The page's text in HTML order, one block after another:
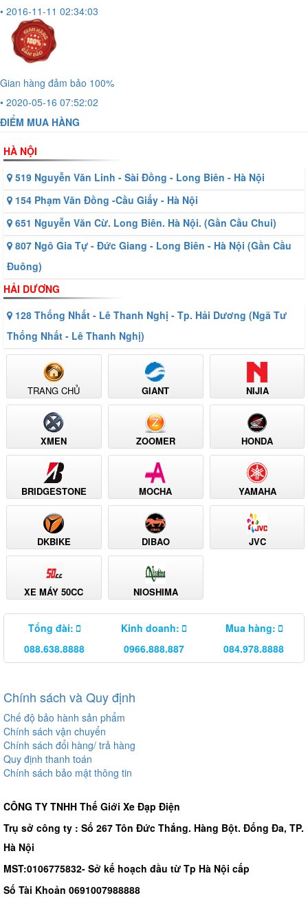
• 2016-11-11 02:34:03
Gian hàng đảm bảo 100%
• 2020-05-16 07:52:02
ĐIỂM MUA HÀNG
HÀ NỘI
519 Nguyễn Văn Linh - Sài Đồng - Long Biên - Hà Nội
154 Phạm Văn Đồng -Cầu Giấy - Hà Nội
651 Nguyễn Văn Cừ. Long Biên. Hà Nội. (Gần Cầu Chui)
807 Ngô Gia Tự - Đức Giang - Long Biên - Hà Nội (Gần Cầu
Đuông)
HẢI DƯƠNG
128 Thống Nhất - Lê Thanh Nghị - Tp. Hải Dương (Ngã Tư
Thống Nhất - Lê Thanh Nghị)
TRANG CHỦ GIANT NIJIA
XMEN ZOOMER HONDA
BRIDGESTONE MOCHA YAMAHA
DKBIKE DIBAO JVC
XE MÁY 50CC NIOSHIMA
Tổng đài:
088.638.8888
Kinh doanh:
0966.888.887
Mua hàng:
084.978.8888
Chính sách và Quy định
Chế độ bảo hành sản phẩm
Chính sách vận chuyển
Chính sách đổi hàng/ trả hàng
Quy định thanh toán
Chính sách bảo mật thông tin
CÔNG TY TNHH Thế Giới Xe Đạp Điện
Trụ sở công ty : Số 267 Tôn Đức Thắng. Hàng Bột. Đống Đa, TP.
Hà Nội
MST:0106775832- Sở kế hoạch đầu từ Tp Hà Nội cấp
Số Tài Khoản 0691007988888